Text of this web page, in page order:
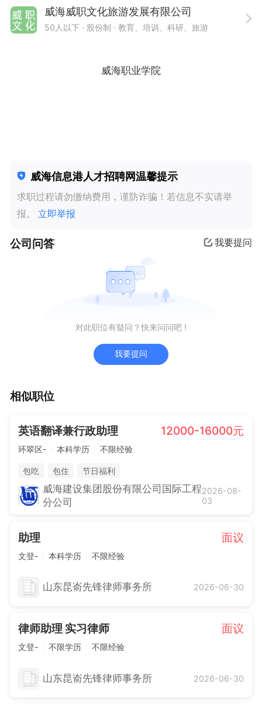
威海威职文化旅游发展有限公司
50人以下 · 股份制 · 教育、培训、科研、旅游
威海职业学院
威海信息港人才招聘网温馨提示
求职过程请勿缴纳费用，谨防诈骗！若信息不实请举
报。 立即举报
公司问答 我要提问
对此职位有疑问？快来问问吧 !
我要提问
相似职位
英语翻译兼行政助理 12000-16000元
环翠区- 本科学历 不限经验
包吃 包住 节日福利
威海建设集团股份有限公司国际工程
分公司
2026-08-
03
助理 面议
文登- 本科学历 不限经验
山东昆嵛先锋律师事务所 2026-06-30
律师助理 实习律师 面议
文登- 不限学历 不限经验
山东昆嵛先锋律师事务所 2026-06-30